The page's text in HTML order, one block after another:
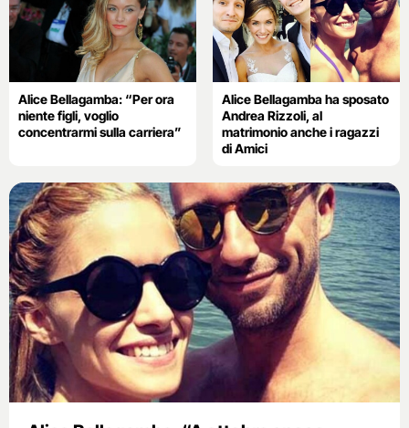
Alice Bellagamba: “Per ora
niente figli, voglio
concentrarmi sulla carriera”
Alice Bellagamba ha sposato
Andrea Rizzoli, al
matrimonio anche i ragazzi
di Amici